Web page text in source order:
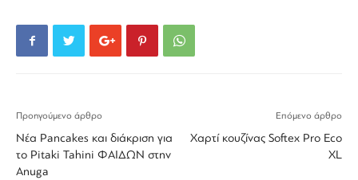
Προηγούμενο άρθρο
Νέα Pancakes και διάκριση για
το Pitaki Tahini ΦΑΙΔΩΝ στην
Anuga
Επόμενο άρθρο
Χαρτί κουζίνας Softex Pro Eco
XL